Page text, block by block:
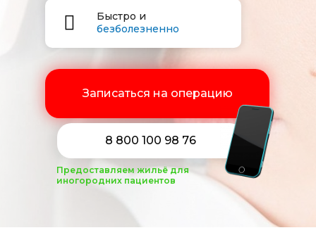
Записаться на операцию
Быстро и
безболезненно
8 800 100 98 76
Предоставляем жильё для
иногородних пациентов